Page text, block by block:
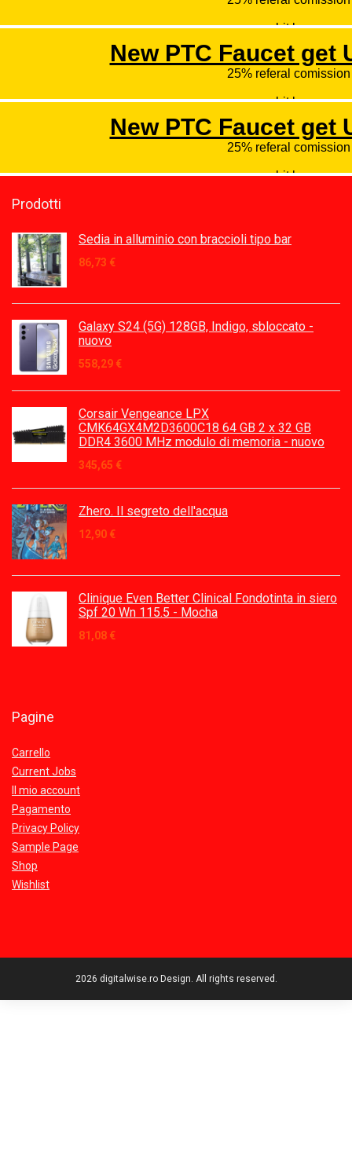
Prodotti
Sedia in alluminio con braccioli tipo bar
86,73 €
Galaxy S24 (5G) 128GB, Indigo, sbloccato -
nuovo
558,29 €
Corsair Vengeance LPX
CMK64GX4M2D3600C18 64 GB 2 x 32 GB
DDR4 3600 MHz modulo di memoria - nuovo
345,65 €
Zhero. Il segreto dell'acqua
12,90 €
Clinique Even Better Clinical Fondotinta in siero
Spf 20 Wn 115.5 - Mocha
81,08 €
Pagine
Carrello
Current Jobs
Il mio account
Pagamento
Privacy Policy
Sample Page
Shop
Wishlist
2026 digitalwise.ro Design. All rights reserved.